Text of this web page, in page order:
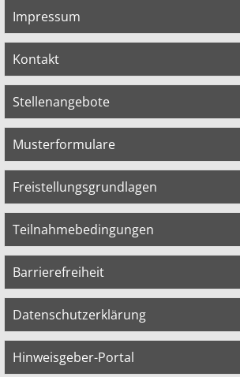
Impressum
Kontakt
Stellenangebote
Musterformulare
Freistellungsgrundlagen
Teilnahmebedingungen
Barrierefreiheit
Datenschutzerklärung
Hinweisgeber-Portal